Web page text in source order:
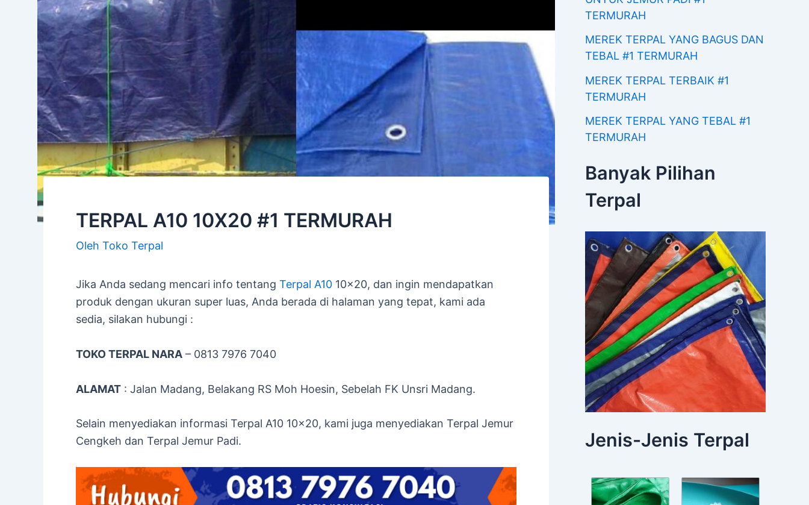
TERPAL A10 10X20 #1 TERMURAH
Oleh Toko Terpal
Jika Anda sedang mencari info tentang Terpal A10 10×20, dan ingin mendapatkan
produk dengan ukuran super luas, Anda berada di halaman yang tepat, kami ada
sedia, silakan hubungi :
TOKO TERPAL NARA – 0813 7976 7040
ALAMAT : Jalan Madang, Belakang RS Moh Hoesin, Sebelah FK Unsri Madang.
Selain menyediakan informasi Terpal A10 10×20, kami juga menyediakan Terpal Jemur
Cengkeh dan Terpal Jemur Padi.
TERMURAH
MEREK TERPAL YANG BAGUS DAN
TEBAL #1 TERMURAH
MEREK TERPAL TERBAIK #1
TERMURAH
MEREK TERPAL YANG TEBAL #1
TERMURAH
Banyak Pilihan
Terpal
Jenis-Jenis Terpal